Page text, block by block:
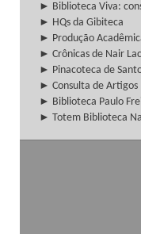
► Biblioteca Viva:
► HQs da Gibiteca
► Produção
► Crônicas de Nair
► Pinacoteca de
► Consulta de
► Biblioteca Paulo
► Totem Biblioteca